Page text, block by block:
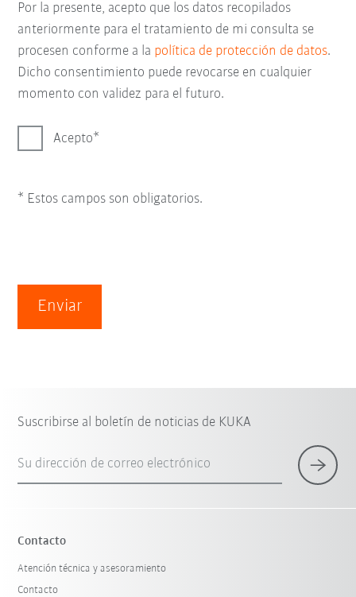
Por la presente, acepto que los datos recopilados
anteriormente para el tratamiento de mi consulta se
procesen conforme a la política de protección de datos.
Dicho consentimiento puede revocarse en cualquier
momento con validez para el futuro.
Acepto
* Estos campos son obligatorios.
Enviar
Suscribirse al boletín de noticias de KUKA
Su dirección de correo electrónico
Contacto
Atención técnica y asesoramiento
Contacto